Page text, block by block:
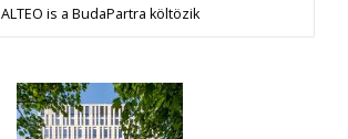
ALTEO is a BudaPartra költözik